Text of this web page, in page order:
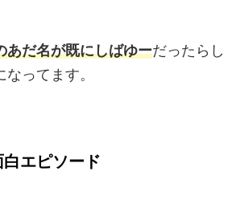
あだ名が既にしばゆーだったらし
ってます。
エピソード